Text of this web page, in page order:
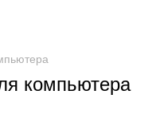
компьютера